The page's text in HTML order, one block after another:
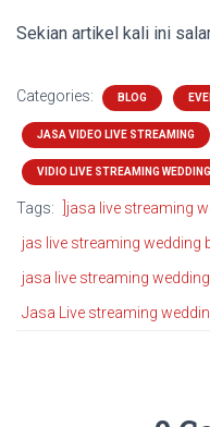
Sekian artikel kali ini
Categories: BLOG
JASA VIDEO LIVE STREAMING
VIDIO LIVE STREAMING WEDDING
Tags:
]jasa live streaming
jas live streaming wedding
jasa live streaming wedding
Jasa Live streaming